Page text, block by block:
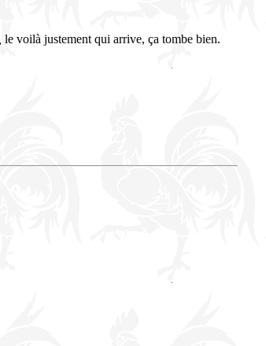
le voilà justement qui arrive, ça tombe bien.